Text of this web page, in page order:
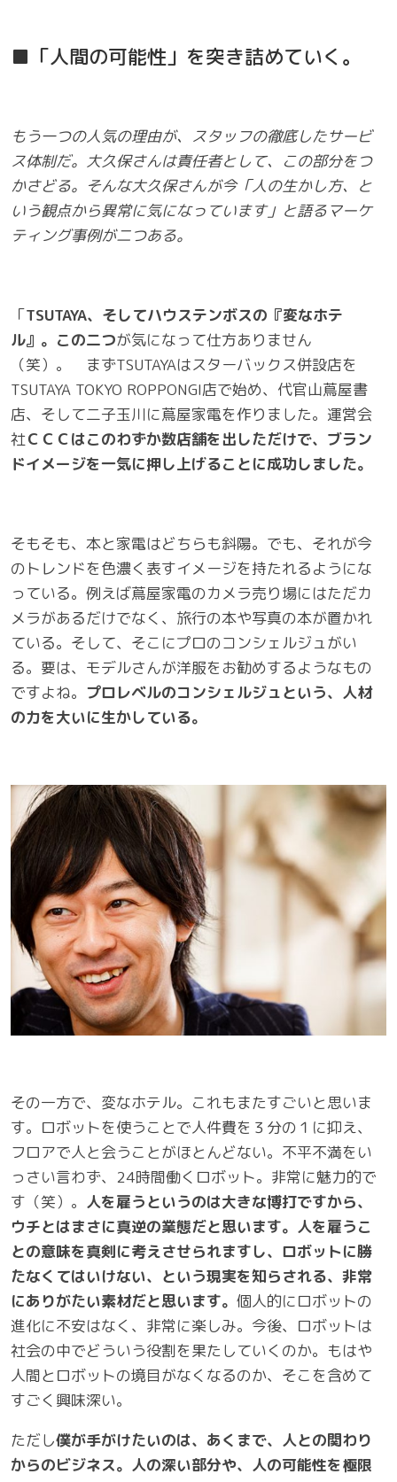
■「人間の可能性」を突き詰めていく。
もう一つの人気の理由が、スタッフの徹底したサービ
ス体制だ。大久保さんは責任者として、この部分をつ
かさどる。そんな大久保さんが今「人の生かし方、と
いう観点から異常に気になっています」と語るマーケ
ティング事例が二つある。
「TSUTAYA、そしてハウステンボスの『変なホテ
ル』。この二つが気になって仕方ありません
（笑）。 まずTSUTAYAはスターバックス併設店を
TSUTAYA TOKYO ROPPONGI店で始め、代官山蔦屋書
店、そして二子玉川に蔦屋家電を作りました。運営会
社ＣＣＣはこのわずか数店舗を出しただけで、ブラン
ドイメージを一気に押し上げることに成功しました。
そもそも、本と家電はどちらも斜陽。でも、それが今
のトレンドを色濃く表すイメージを持たれるようにな
っている。例えば蔦屋家電のカメラ売り場にはただカ
メラがあるだけでなく、旅行の本や写真の本が置かれ
ている。そして、そこにプロのコンシェルジュがい
る。要は、モデルさんが洋服をお勧めするようなもの
ですよね。 プロレベルのコンシェルジュという、人材
の力を大いに生かしている。
その一方で、変なホテル。これもまたすごいと思いま
す。ロボットを使うことで人件費を３分の１に抑え、
フロアで人と会うことがほとんどない。不平不満をい
っさい言わず、24時間働くロボット。非常に魅力的で
す（笑）。 人を雇うというのは大きな博打ですから、
ウチとはまさに真逆の業態だと思います。人を雇うこ
との意味を真剣に考えさせられますし、ロボットに勝
たなくてはいけない、という現実を知らされる、非常
にありがたい素材だと思います。 個人的にロボットの
進化に不安はなく、非常に楽しみ。今後、ロボットは
社会の中でどういう役割を果たしていくのか。もはや
人間とロボットの境目がなくなるのか、そこを含めて
すごく興味深い。
ただし僕が手がけたいのは、あくまで、人との関わり
からのビジネス。人の深い部分や、人の可能性を極限